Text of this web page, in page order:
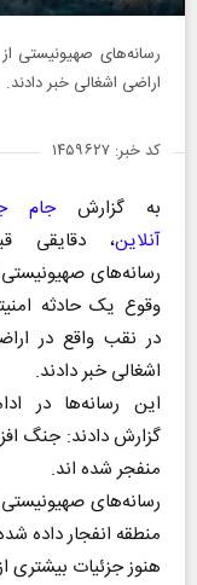
رسانه‌های صهیونیستی
اراضی اشغالی خبر دادند.
کد خبر: ۱۴۵۹۶۲۷
به گزارشجام
آنلاین، دقایقی
رسانه‌های صهیونیستی
وقوع یک حادثه
در نقب واقع در
اشغالی خبر دادند.
این رسانه‌ها در
گزارش دادند: جنگ
منفجر شده اند.
رسانه‌های
منطقه انفجار داده
هنوز جزئیات بیشتری